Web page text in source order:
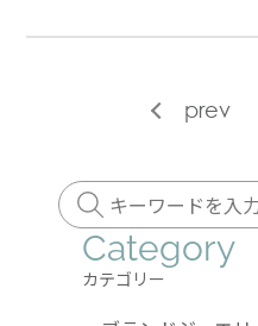
prev
Category
カテゴリー